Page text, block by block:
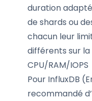
duration
de shards ou
chacun leur
différents sur
CPU/RAM/IOPS
Pour InfluxDB
recommandé